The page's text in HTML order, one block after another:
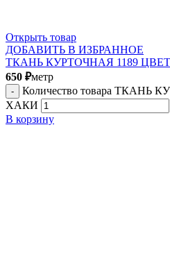
Открыть товар
ДОБАВИТЬ В ИЗБРАННОЕ
ТКАНЬ КУРТОЧНАЯ 1189
650 ₽метр
Количество товара ТКАНЬ
ХАКИ
В корзину